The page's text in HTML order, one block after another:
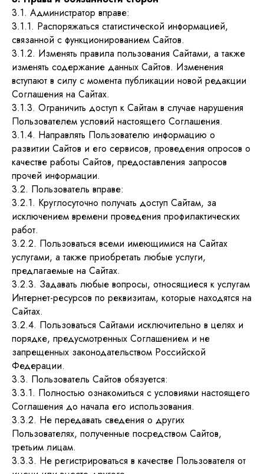
3.1. Администратор вправе:
3.1.1. Распоряжаться статистической информацией,
связанной с функционированием Сайтов.
3.1.2. Изменять правила пользования Сайтами, а также
изменять содержание данных Сайтов. Изменения
вступают в силу с момента публикации новой редакции
Соглашения на Сайтах.
3.1.3. Ограничить доступ к Сайтам в случае нарушения
Пользователем условий настоящего Соглашения.
3.1.4. Направлять Пользователю информацию о
развитии Сайтов и его сервисов, проведения опросов о
качестве работы Сайтов, предоставления запросов
прочей информации.
3.2. Пользователь вправе:
3.2.1. Круглосуточно получать доступ Сайтам, за
исключением времени проведения профилактических
работ.
3.2.2. Пользоваться всеми имеющимися на Сайтах
услугами, а также приобретать любые услуги,
предлагаемые на Сайтах.
3.2.3. Задавать любые вопросы, относящиеся к услугам
Интернет-ресурсов по реквизитам, которые находятся на
Сайтах.
3.2.4. Пользоваться Сайтами исключительно в целях и
порядке, предусмотренных Соглашением и не
запрещенных законодательством Российской
Федерации.
3.3. Пользователь Сайтов обязуется:
3.3.1. Полностью ознакомиться с условиями настоящего
Соглашения до начала его использования.
3.3.2. Не передавать сведения о других
Пользователях, полученные посредством Сайтов,
третьим лицам.
3.3.3. Не регистрироваться в качестве Пользователя от